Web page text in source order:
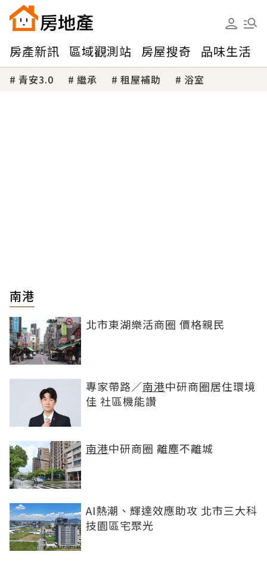
房產新訊 區域觀測站 房屋搜奇 品味生活
青安3.0 繼承 租屋補助 浴室
南港
北市東湖樂活商圈 價格親民
專家帶路／南港中研商圈居住環境
佳 社區機能讚
南港中研商圈 離塵不離城
AI熱潮、輝達效應助攻 北市三大科
技園區宅聚光